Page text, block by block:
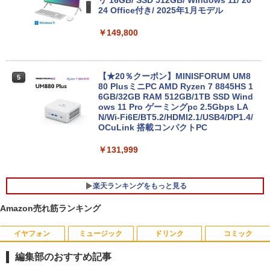
超得2,000円OFF&P2倍｜Windows11正
office付き｜15.6型 テンキー付き｜ノー
トパソコンWindows11 第8世代｜ノート
パソコン｜パソコン｜PC｜中古PC
￥29,800
24 Office付き/ 2025年1月モデル
￥149,800
5
【★20％クーポン】MINISFORUM UM8
80 PlusミニPC AMD Ryzen 7 8845HS 1
6GB/32GB RAM 512GB/1TB SSD Wind
ows 11 Pro ゲーミングpc 2.5Gbps LA
N/Wi-Fi6E/BT5.2/HDMI2.1/USB4/DP1.4/
OCuLink 搭載コンパクトPC
￥131,999
楽天ランキングをもっと見る
1
【送料無料】1.54インチ ST7789 解像度
240x240 IPS LCDディスプレイ240x240
LCDモジュール SPI ディスプレイ Ardui
1
【エントリーでポイント10倍】はじめて
の世界名作えほん きいろいえほんのおう
ち 40巻セット
Amazon売れ筋ランキング
イヤフォン ミュージック ドリンク コミック
編集部のおすすめ記事